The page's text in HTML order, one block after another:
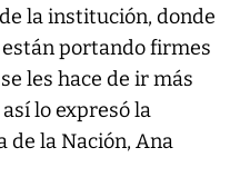
la institución, donde
portando firmes
les hace de ir más
lo expresó la
de la Nación, Ana